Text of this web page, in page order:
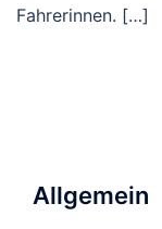
Fahrerinnen. […]
Allgemein